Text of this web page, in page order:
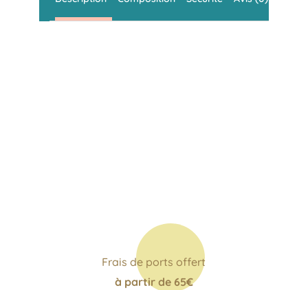
Frais de ports offert
à partir de 65€